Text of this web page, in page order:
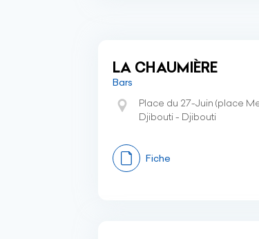
LA CHAUMIÈRE
Bars
Place du 27-Juin (place
Djibouti - Djibouti
Fiche